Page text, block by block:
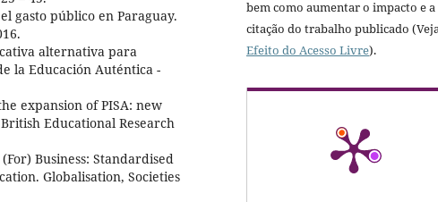
gasto público en Paraguay.
alternativa para
la Educación Auténtica -
expansion of PISA: new
Educational Research
Business: Standardised
Globalisation, Societies
bem como aumentar o impacto e a
citação do trabalho publicado
Efeito do Acesso Livre).